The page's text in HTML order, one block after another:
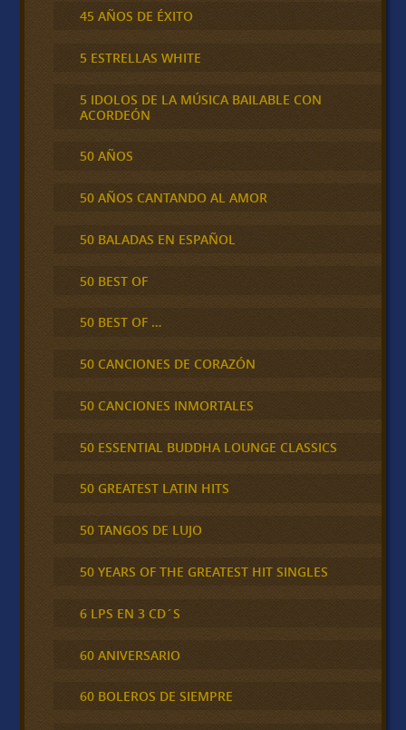
45 AÑOS DE ÉXITO
5 ESTRELLAS WHITE
5 IDOLOS DE LA MÚSICA BAILABLE CON
ACORDEÓN
50 AÑOS
50 AÑOS CANTANDO AL AMOR
50 BALADAS EN ESPAÑOL
50 BEST OF
50 BEST OF …
50 CANCIONES DE CORAZÓN
50 CANCIONES INMORTALES
50 ESSENTIAL BUDDHA LOUNGE CLASSICS
50 GREATEST LATIN HITS
50 TANGOS DE LUJO
50 YEARS OF THE GREATEST HIT SINGLES
6 LPS EN 3 CD´S
60 ANIVERSARIO
60 BOLEROS DE SIEMPRE